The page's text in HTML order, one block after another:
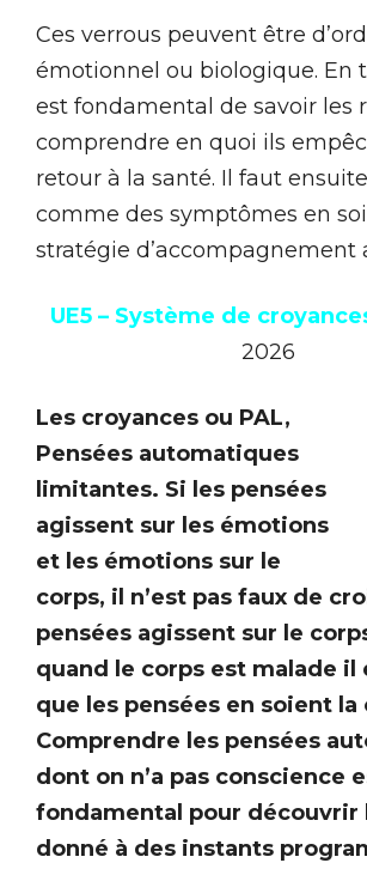
Ces verrous peuvent être
émotionnel ou biologique. En
est fondamental de savoir les
comprendre en quoi ils
retour à la santé. Il faut
comme des symptômes en
stratégie d’accompagnement
UE5 – Système de
2026
Les croyances ou PAL,
Pensées automatiques
limitantes. Si les pensées
agissent sur les émotions
et les émotions sur le
corps, il n’est pas faux de
pensées agissent sur le
quand le corps est malade il
que les pensées en soient la
Comprendre les pensées
dont on n’a pas conscience
fondamental pour découvrir
donné à des instants